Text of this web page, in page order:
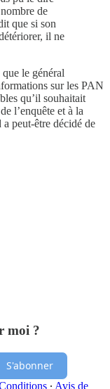
de
que si son
il ne
le général
sur les PAN
qu’il souhaitait
l’enquête et à la
peut-être décidé de
moi ?
S'abonner
∙ Avis de